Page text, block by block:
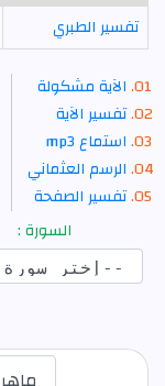
تفسير الطبري
الآية مشكولة
تفسير الآية
استماع mp3
الرسم العثماني
تفسير الصفحة
السورة :